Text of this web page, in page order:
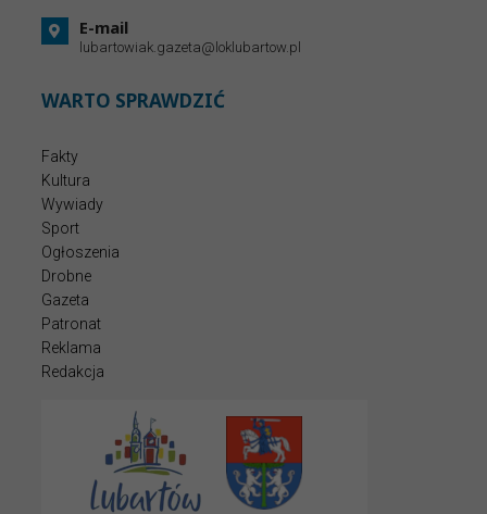
E-mail
lubartowiak.gazeta@loklubartow.pl
WARTO SPRAWDZIĆ
Fakty
Kultura
Wywiady
Sport
Ogłoszenia
Drobne
Gazeta
Patronat
Reklama
Redakcja